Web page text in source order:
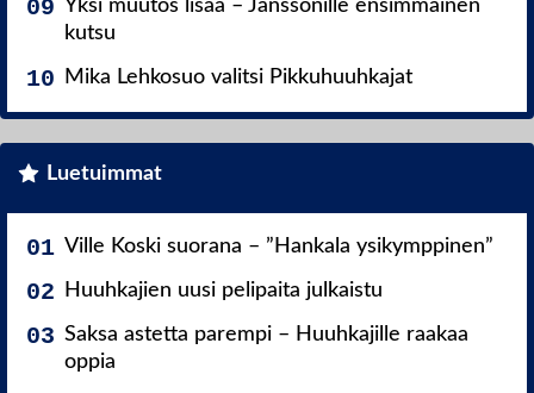
Yksi muutos lisää – Janssonille ensimmäinen
kutsu
Mika Lehkosuo valitsi Pikkuhuuhkajat
Luetuimmat
Ville Koski suorana – ”Hankala ysikymppinen”
Huuhkajien uusi pelipaita julkaistu
Saksa astetta parempi – Huuhkajille raakaa
oppia